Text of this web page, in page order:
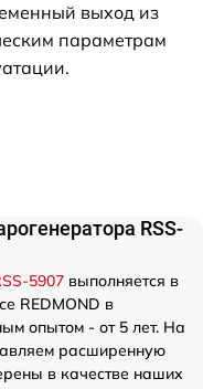
выход из
параметрам
RSS-
5907 выполняется в
REDMOND в
опытом - от 5 лет. На
расширенную
в качестве наших